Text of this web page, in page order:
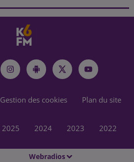
Webradios
Gestion des cookies Plan du site
2025 2024 2023 2022